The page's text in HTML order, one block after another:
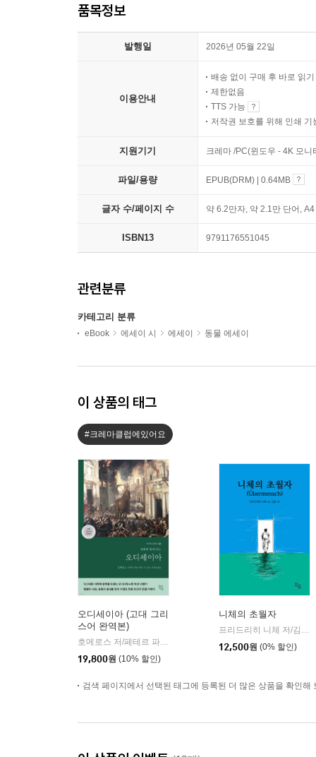
품목정보
발행일 2026년 05월 22일
이용안내
배송 없이 구매 후 바로 읽기
제한없음
TTS 가능
저작권 보호를 위해 인쇄 기
지원기기 크레마 /PC(윈도우 - 4K 모
파일/용량 EPUB(DRM) | 0.64MB
글자 수/페이지 수 약 6.2만자, 약 2.1만 단어,
ISBN13 9791176551045
관련분류
카테고리 분류
eBook 에세이 시 에세이 동물 에세이
이 상품의 태그
#크레마클럽에있어요
오디세이아 (고대 그리
스어 완역본)
| 현대지성
19,800원 (10% 할인)
니체의 초월자
12,500원 (0% 할인)
검색 페이지에서 선택된 태그에 등록된 더 많은 상품을 확인해